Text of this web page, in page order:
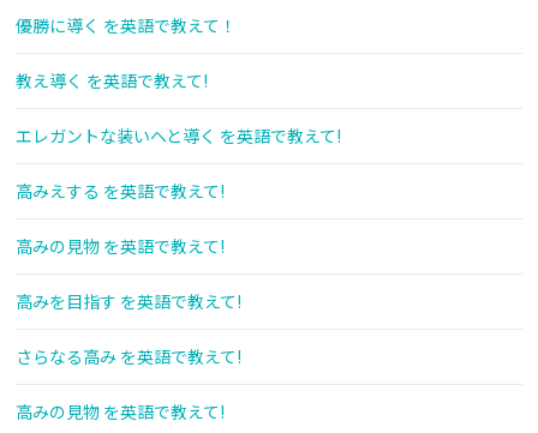
優勝に導く を英語で教えて！
教え導く を英語で教えて!
エレガントな装いへと導く を英語で教えて!
高みえする を英語で教えて!
高みの見物 を英語で教えて!
高みを目指す を英語で教えて!
さらなる高み を英語で教えて!
高みの見物 を英語で教えて!